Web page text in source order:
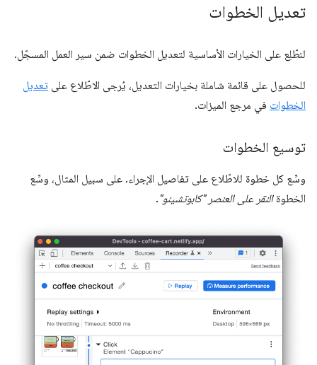
تعديل الخطوات
لنطّلِع على الخيارات الأساسية لتعديل الخطوات ضمن سير العمل المسجّل.
للحصول على قائمة شاملة بخيارات التعديل، يُرجى الاطّلاع على تعديل
الخطوات في مرجع الميزات.
توسيع الخطوات
وسِّع كل خطوة للاطّلاع على تفاصيل الإجراء. على سبيل المثال، وسِّع
الخطوةالنقر على العنصر "كابوتشينو" .